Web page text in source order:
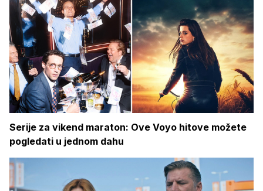
Serije za vikend maraton: Ove Voyo hitove možete
pogledati u jednom dahu